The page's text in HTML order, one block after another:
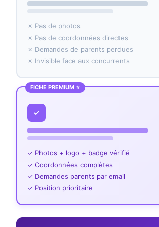
✗ Pas de photos
✗ Pas de coordonnées directes
✗ Demandes de parents perdues
✗ Invisible face aux concurrents
FICHE PREMIUM ⭐
✓
✓ Photos + logo + badge vérifié
✓ Coordonnées complètes
✓ Demandes parents par email
✓ Position prioritaire